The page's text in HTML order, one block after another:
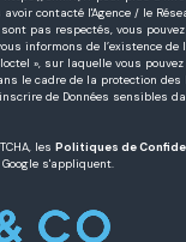
contacté l'Agence / le
pas respectés, vous
informons de l’existence
», sur laquelle vous
le cadre de la protection des
de Données sensibles
les Politiques de
Google s'appliquent.